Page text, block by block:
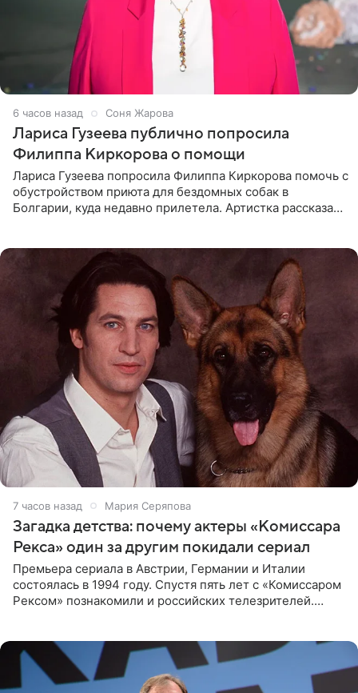
6 часов назад Соня Жарова
Лариса Гузеева публично попросила
Филиппа Киркорова о помощи
Лариса Гузеева попросила Филиппа Киркорова помочь с
обустройством приюта для бездомных собак в
Болгарии, куда недавно прилетела. Артистка рассказала
7 часов назад Мария Серяпова
Загадка детства: почему актеры «Комиссара
Рекса» один за другим покидали сериал
Премьера сериала в Австрии, Германии и Италии
состоялась в 1994 году. Спустя пять лет с «Комиссаром
Рексом» познакомили и российских телезрителей.